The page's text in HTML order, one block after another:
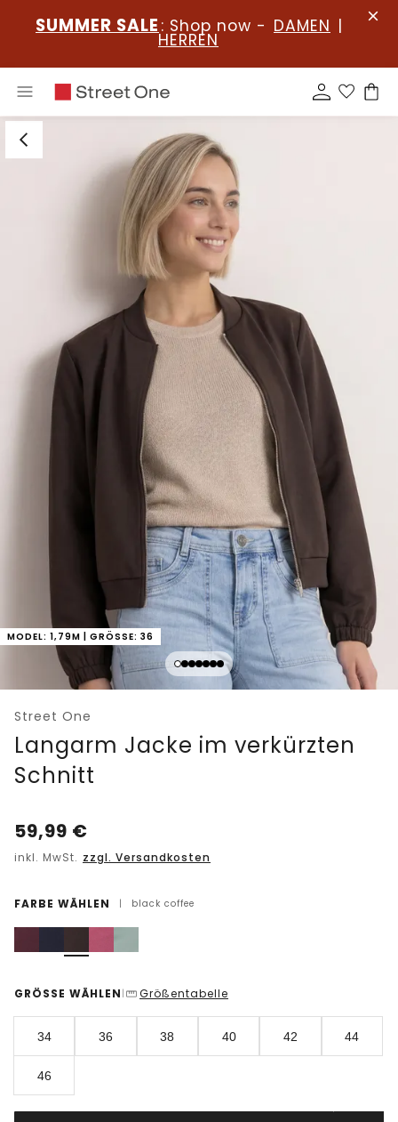
SUMMER SALE : Shop now - DAMEN |
HERREN
MODEL: 1,79M | GRÖSSE: 36
Street One
Langarm Jacke im verkürzten
Schnitt
59,99 €
inkl. MwSt. zzgl. Versandkosten
FARBE WÄHLEN | black coffee
GRÖSSE WÄHLEN | Größentabelle
34 36 38 40 42 44
46